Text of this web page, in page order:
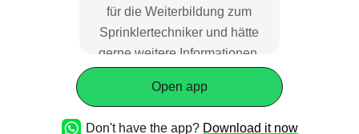
für die Weiterbildung zum
Sprinklertechniker und hätte
gerne weitere
Open app
Don't have the app? Download it now